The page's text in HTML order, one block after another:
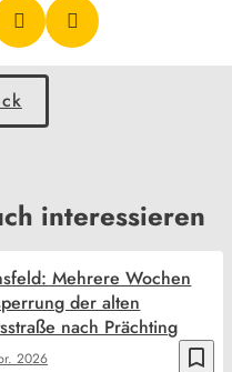
interessieren
bookmark_border
2026
Mehrere Wochen
der alten
nach Prächting